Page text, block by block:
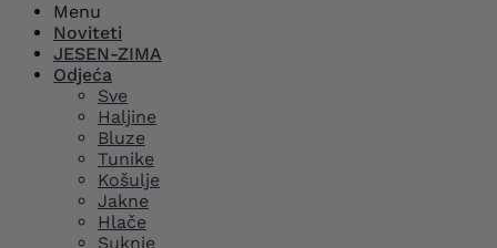
Menu
Noviteti
JESEN-ZIMA
Odjeća
Sve
Haljine
Bluze
Tunike
Košulje
Jakne
Hlače
Suknje